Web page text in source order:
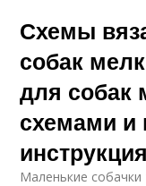
Схемы
собак
для собак
схемами
Маленькие